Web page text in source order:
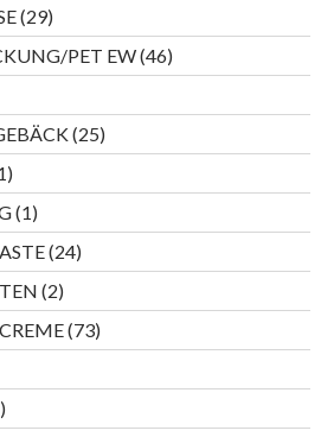
2929
Produkte
PET EW 4646
Produkte
2525
Produkte
1
Produkt
11
Produkt
2424
Produkte
22
Produkte
7373
Produkte